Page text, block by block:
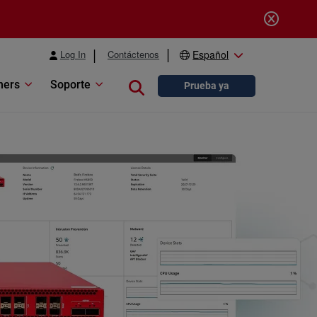
Log In Contáctenos Español
Soporte Close searchPrueba ya